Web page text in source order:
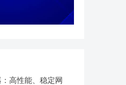
高性能、稳定网